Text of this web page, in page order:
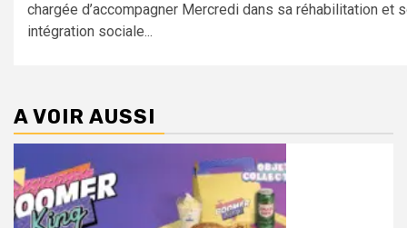
chargée d’accompagner Mercredi dans sa réhabilitation et
intégration sociale...
A VOIR AUSSI